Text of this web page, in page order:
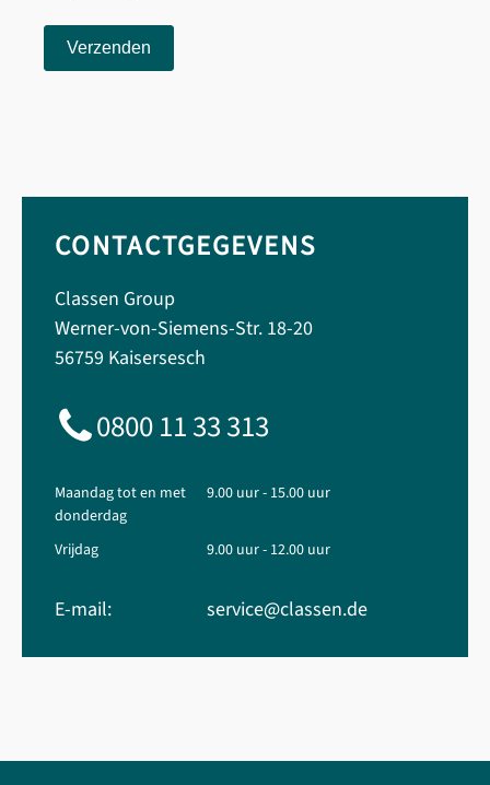
Verzenden
CONTACTGEGEVENS
Classen Group
Werner-von-Siemens-Str. 18-20
56759 Kaisersesch
0800 11 33 313
Maandag tot en met
donderdag
9.00 uur - 15.00 uur
Vrijdag 9.00 uur - 12.00 uur
E-mail: service@classen.de